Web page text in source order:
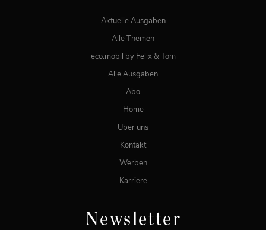
Aktuelle Ausgaben
Alle Themen
eco.mobil by Felix & Tom
Alle Ausgaben
Abo
Home
Über uns
Kontakt
Werben
Karriere
Newsletter